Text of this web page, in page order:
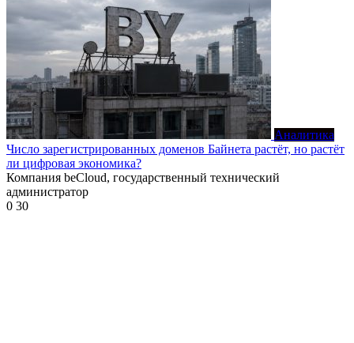
Аналитика
Число зарегистрированных доменов Байнета растёт, но растёт
ли цифровая экономика?
Компания beCloud, государственный технический
администратор
0 30